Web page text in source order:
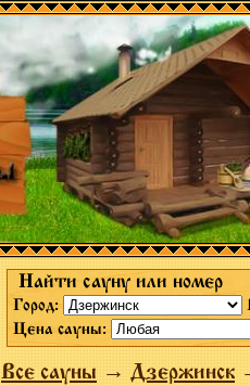
Найти сауну или номер
Город:
Цена сауны:
Все сауны→Дзержинск